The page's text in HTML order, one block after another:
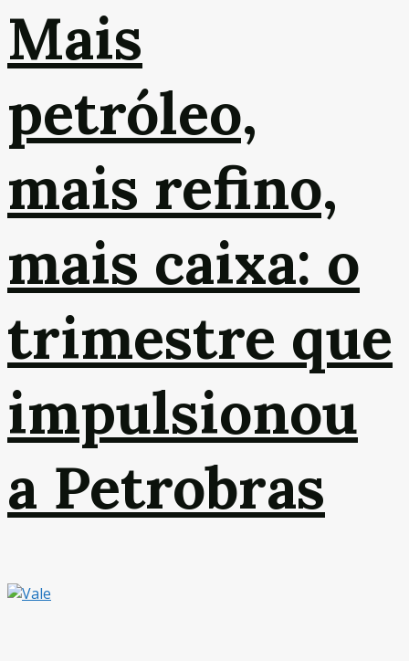
Mais
petróleo,
mais refino,
mais caixa: o
trimestre que
impulsionou
a Petrobras